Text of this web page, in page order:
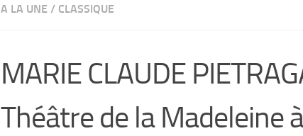
A LA UNE / CLASSIQUE
MARIE CLAUDE
Théâtre de la Madeleine